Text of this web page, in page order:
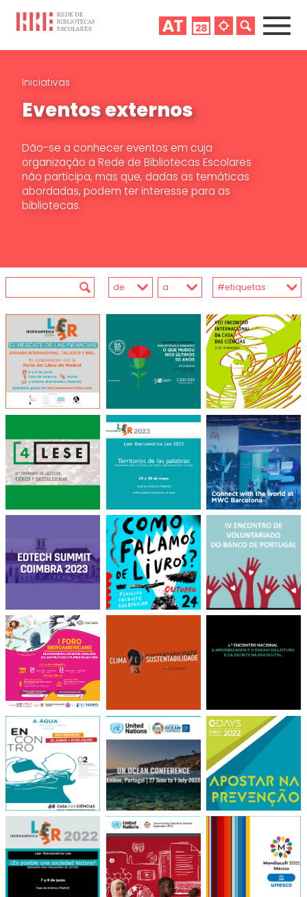
Iniciativas
Eventos externos
Dão-se a conhecer eventos em cuja
organização a Rede de Bibliotecas Escolares
não participa, mas que, dadas as temáticas
abordadas, podem ter interesse para as
bibliotecas.